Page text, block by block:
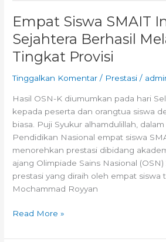
Empat Siswa SMAIT
Sejahtera Berhasil
Tingkat Provisi
Tinggalkan Komentar / Prestasi /
Hasil OSN-K diumumkan pada hari
kepada peserta dan orangtua siswa
biasa. Puji Syukur alhamdulillah,
Pendidikan Nasional empat siswa
menorehkan prestasi dibidang
ajang Olimpiade Sains Nasional
prestasi yang diraih oleh empat siswa
Mochammad Royyan
Read More »